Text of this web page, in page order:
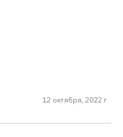
12 октября, 2022 г.